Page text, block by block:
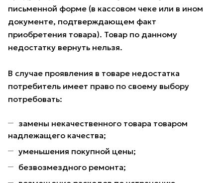
письменной форме (в кассовом чеке или в ином
документе, подтверждающем факт
приобретения товара). Товар по данному
недостатку вернуть нельзя.
В случае проявления в товаре недостатка
потребитель имеет право по своему выбору
потребовать:
замены некачественного товара товаром
надлежащего качества;
уменьшения покупной цены;
безвозмездного ремонта;